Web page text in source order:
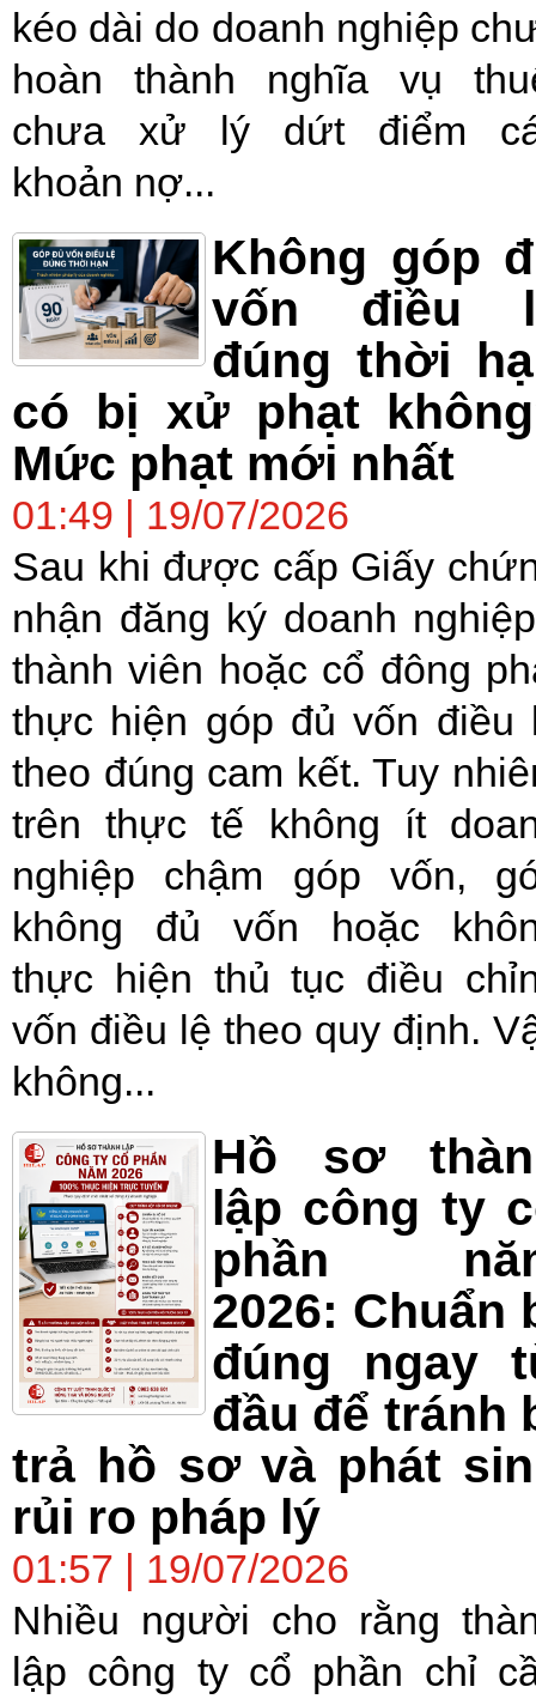
kéo dài do doanh nghiệp
hoàn thành nghĩa vụ
chưa xử lý dứt điểm
khoản nợ...
Không góp
vốn điều
đúng thời
có bị xử phạt
Mức phạt mới nhất
01:49 | 19/07/2026
Sau khi được cấp Giấy
nhận đăng ký doanh
thành viên hoặc cổ đông
thực hiện góp đủ vốn điều
theo đúng cam kết. Tuy
trên thực tế không ít
nghiệp chậm góp vốn,
không đủ vốn hoặc
thực hiện thủ tục điều
vốn điều lệ theo quy định.
không...
Hồ sơ
lập công ty
phần
2026: Chuẩn
đúng ngay
đầu để tránh
trả hồ sơ và phát
rủi ro pháp lý
01:57 | 19/07/2026
Nhiều người cho rằng
lập công ty cổ phần chỉ